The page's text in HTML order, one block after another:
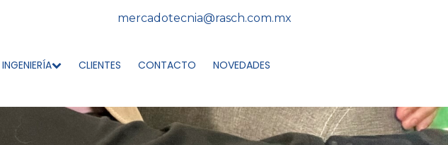
mercadotecnia@rasch.com.mx
INGENIERÍA CLIENTES CONTACTO NOVEDADES